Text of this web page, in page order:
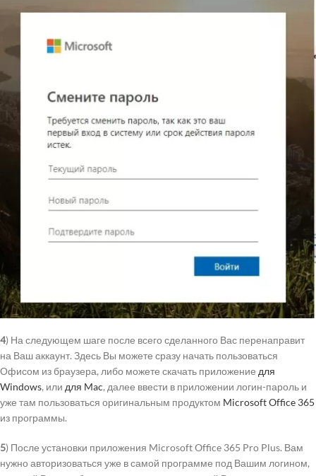
4) На следующем шаге после всего сделанного Вас перенаправит
на Ваш аккаунт. Здесь Вы можете сразу начать пользоваться
Офисом из браузера, либо можете скачать приложение для
Windows, или для Mac, далее ввести в приложении логин-пароль и
уже там пользоваться оригинальным продуктом MicrosoftOffice 365
из программы.
5) После установки приложения Microsoft Office 365 Pro Plus. Вам
нужно авторизоваться уже в самой программе под Вашим логином,